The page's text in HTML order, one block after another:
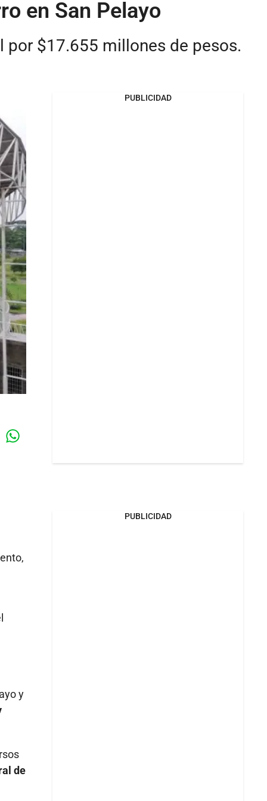
en San Pelayo
por $17.655 millones de pesos.
y
de
PUBLICIDAD
PUBLICIDAD